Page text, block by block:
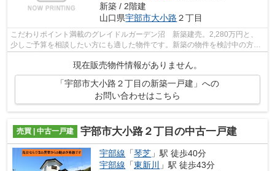
新築 / 2階建
山口県宇部市大小路 ２丁目
こだわりポイント満載のグレイドルガーデン沼 新築建売。2,280万円と、
少しご予算を相談したい方にも適した物件です。新築の物件を検討中の方は
現在販売物件情報がありません。
「宇部市大小路２丁目の新築一戸建」への
お問い合わせはこちら
売買 | 中古一戸建 宇部市大小路２丁目の中古一戸建
宇部線 「琴芝 」駅 徒歩40分
宇部線 「東新川
」駅 徒歩43分